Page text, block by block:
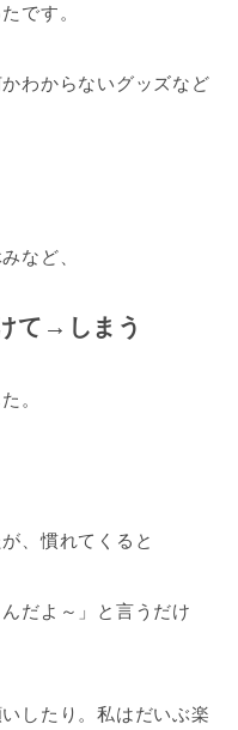
です。
わからないグッズなど
など、
て→しまう
。
、慣れてくると
だよ～」と言うだけ
したり。私はだいぶ楽